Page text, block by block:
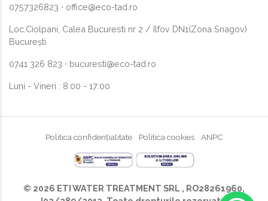
0757326823 ⋅ office@eco-tad.ro
Loc.Ciolpani, Calea Bucuresti nr 2 / Ilfov DN1(Zona Snagov)
București
0741 326 823 ⋅ bucuresti@eco-tad.ro
Luni - Vineri : 8:00 - 17:00
© 2026 ETI WATER TREATMENT SRL , RO28261960,
Politica confidențialitate Politica cookies ANPC